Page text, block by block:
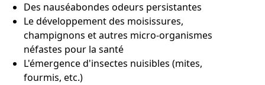
Des nauséabondes odeurs persistantes
Le développement des moisissures,
champignons et autres micro-organismes
néfastes pour la santé
L'émergence d'insectes nuisibles (mites,
fourmis, etc.)